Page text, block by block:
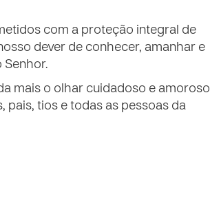
com a proteção integral de
dever de conhecer, amanhar e
Senhor.
mais o olhar cuidadoso e amoroso
pais, tios e todas as pessoas da